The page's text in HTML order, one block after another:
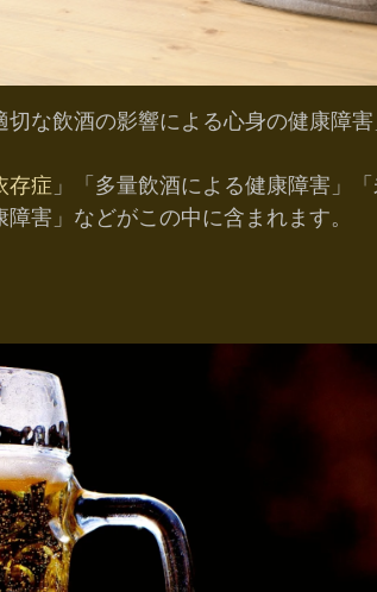
な飲酒の影響による心身の健康障
存症 」「多量飲酒による健康障害」
害」などがこの中に含まれます。